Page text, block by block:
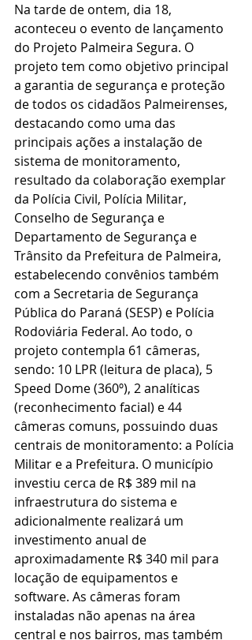
Na tarde de ontem, dia 18,
aconteceu o evento de lançamento
do Projeto Palmeira Segura. O
projeto tem como objetivo principal
a garantia de segurança e proteção
de todos os cidadãos Palmeirenses,
destacando como uma das
principais ações a instalação de
sistema de monitoramento,
resultado da colaboração exemplar
da Polícia Civil, Polícia Militar,
Conselho de Segurança e
Departamento de Segurança e
Trânsito da Prefeitura de Palmeira,
estabelecendo convênios também
com a Secretaria de Segurança
Pública do Paraná (SESP) e Polícia
Rodoviária Federal. Ao todo, o
projeto contempla 61 câmeras,
sendo: 10 LPR (leitura de placa), 5
Speed Dome (360º), 2 analíticas
(reconhecimento facial) e 44
câmeras comuns, possuindo duas
centrais de monitoramento: a Polícia
Militar e a Prefeitura. O município
investiu cerca de R$ 389 mil na
infraestrutura do sistema e
adicionalmente realizará um
investimento anual de
aproximadamente R$ 340 mil para
locação de equipamentos e
software. As câmeras foram
instaladas não apenas na área
central e nos bairros, mas também